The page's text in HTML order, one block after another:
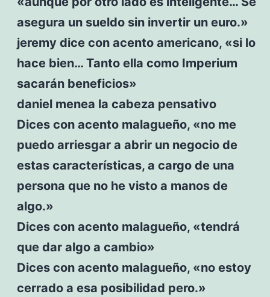
asegura un sueldo sin invertir un euro.»
jeremy dice con acento americano, «si lo
hace bien… Tanto ella como Imperium
sacarán beneficios»
daniel menea la cabeza pensativo
Dices con acento malagueño, «no me
puedo arriesgar a abrir un negocio de
estas características, a cargo de una
persona que no he visto a manos de
algo.»
Dices con acento malagueño, «tendrá
que dar algo a cambio»
Dices con acento malagueño, «no estoy
cerrado a esa posibilidad pero.»